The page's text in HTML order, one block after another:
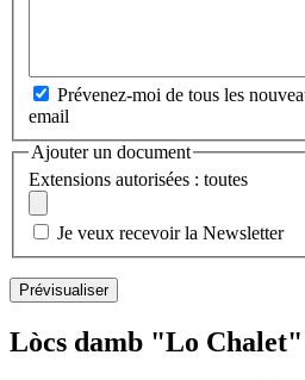
Prévenez-moi de tous les
email
Ajouter un document
Extensions autorisées : toutes
Je veux recevoir la Newsletter
Lòcs damb "Lo